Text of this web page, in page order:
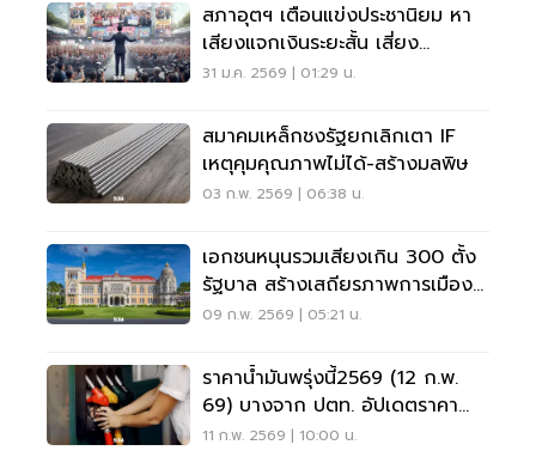
สภาอุตฯ เตือนแข่งประชานิยม หา
เสียงแจกเงินระยะสั้น เสี่ยง
เศรษฐกิจไทยระยะยาว
31 ม.ค. 2569 | 01:29 น.
สมาคมเหล็กชงรัฐยกเลิกเตา IF
เหตุคุมคุณภาพไม่ได้-สร้างมลพิษ
03 ก.พ. 2569 | 06:38 น.
เอกชนหนุนรวมเสียงเกิน 300 ตั้ง
รัฐบาล สร้างเสถียรภาพการเมือง
ดันโครงการ Quick Win
09 ก.พ. 2569 | 05:21 น.
ราคาน้ำมันพรุ่งนี้2569 (12 ก.พ.
69) บางจาก ปตท. อัปเดตราคา
ล่าสุด
11 ก.พ. 2569 | 10:00 น.